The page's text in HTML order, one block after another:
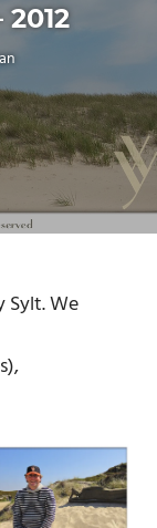
2012
Sylt. We